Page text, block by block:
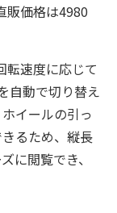
販価格は4980
転速度に応じて
自動で切り替え
イールの引っ
るため、縦長
に閲覧でき、